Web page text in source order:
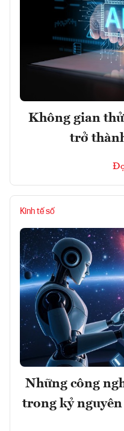
Không gian
trở
Kinh tế số
Những công
trong kỷ